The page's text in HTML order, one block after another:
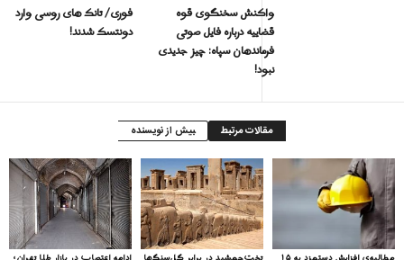
فوری/ تانک های روسی وارد
دونتسک شدند!
واکنش سخنگوی قوه
قضاییه درباره فایل صوتی
فرماندهان سپاه: چیز جدیدی
نبود!
مقالات مرتبط بیش از نویسنده